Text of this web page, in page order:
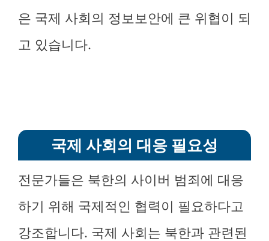
은 국제 사회의 정보보안에 큰 위협이 되
고 있습니다.
국제 사회의 대응 필요성
전문가들은 북한의 사이버 범죄에 대응
하기 위해 국제적인 협력이 필요하다고
강조합니다. 국제 사회는 북한과 관련된